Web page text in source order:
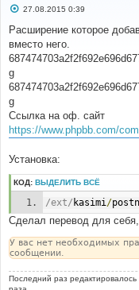
С
о
б
щ
е
н
е
27.08.2015 0:39
Расширение которое
вместо него.
g
g
Ссылка на оф. сайт
https://www.phpbb.com/
Установка:
КОД: ВЫДЕЛИТЬ ВСЁ
/ext/ kasimi/
Сделал перевод для
У вас нет необходимых
сообщении.
Последний раз редактировалось